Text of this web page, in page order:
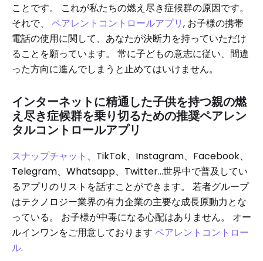
ことです。 これが私たちの燃え尽き症候群の原因です。
それで、 ペアレントコントロールアプリ, お子様の携帯
電話の使用に関して、あなたが決断力を持っていただけ
ることを願っています。 常に子どもの意志に従い、間違
った方向に進んでしまうと止めてはいけません。
インターネットに精通した子供を持つ親の燃
え尽き症候群を乗り切るための推奨ペアレン
タルコントロールアプリ
スナップチャット 、TikTok、Instagram、Facebook、
Telegram、Whatsapp、Twitter…世界中で普及してい
るアプリのリストを話すことができます。 若者グループ
はテクノロジー業界の有力企業の主要な成長原動力とな
っている。 お子様が中毒になる心配はありません。 オー
ルインワンをご用意しております ペアレントコントロー
ル.